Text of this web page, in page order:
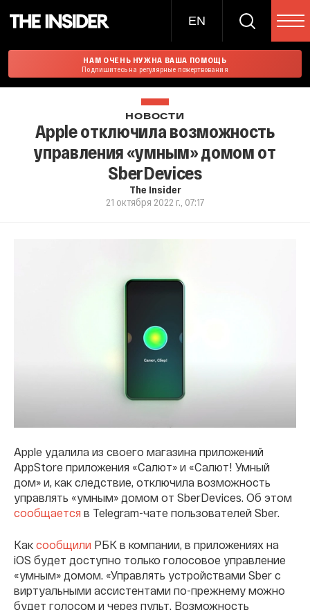
EN
НАМ ОЧЕНЬ НУЖНА ВАША ПОМОЩЬ
Подпишитесь на регулярные пожертвования
НОВОСТИ
Apple отключила возможность
управления «умным» домом от
SberDevices
The Insider
21 октября 2022 г., 07:17
Apple удалила из своего магазина приложений
AppStore приложения «Салют» и «Салют! Умный
дом» и, как следствие, отключила возможность
управлять «умным» домом от SberDevices. Об этом
сообщается в Telegram-чате пользователей Sber.
Как сообщили РБК в компании, в приложениях на
iOS будет доступно только голосовое управление
«умным» домом. «Управлять устройствами Sber с
виртуальными ассистентами по-прежнему можно
будет голосом и через пульт. Возможность